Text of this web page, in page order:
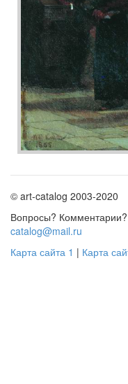
© art-catalog 2003-2020
Вопросы?
catalog@mail.ru
Карта сайта 1 | Карта